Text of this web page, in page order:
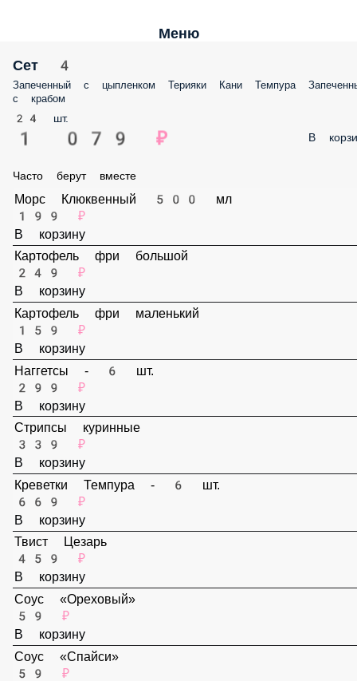
Меню
Сет 4
Запеченный с цыпленком Терияки Кани Темпура Запеченный с
крабом
24 шт.
1 079 ₽ В
Часто берут вместе
Морс Клюквенный 500 мл
199 ₽
В корзину
Картофель фри большой
249 ₽
В корзину
Картофель фри маленький
159 ₽
В корзину
Наггетсы - 6 шт.
299 ₽
Стрипсы куринные
339 ₽
В корзину
Креветки Темпура - 6 шт.
669 ₽
В корзину
Твист Цезарь
459 ₽
В корзину